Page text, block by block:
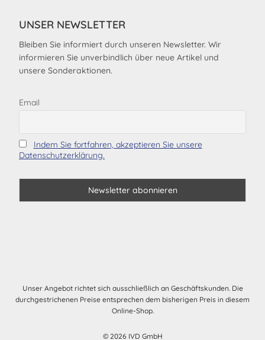
UNSER NEWSLETTER
Bleiben Sie informiert durch unseren Newsletter. Wir
informieren Sie unverbindlich über neue Artikel und
unsere Sonderaktionen.
Email
Indem Sie fortfahren, akzeptieren Sie unsere
Datenschutzerklärung.
Unser Angebot richtet sich ausschließlich an Geschäftskunden. Die
durchgestrichenen Preise entsprechen dem bisherigen Preis in diesem
Online-Shop.
© 2026 IVD GmbH